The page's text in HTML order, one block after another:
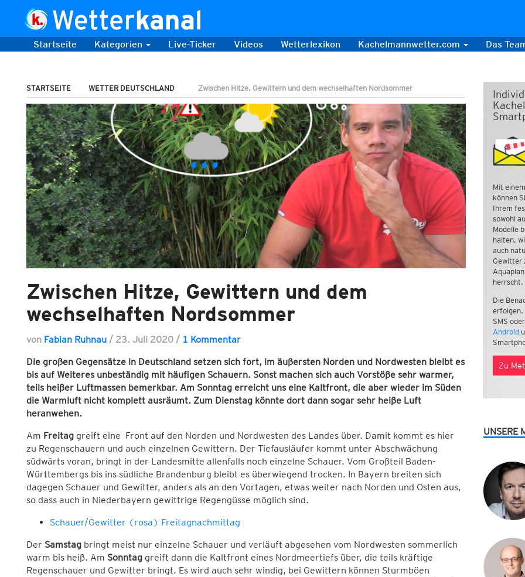
Startseite Kategorien Live-Ticker Videos Wetterlexikon Kachelmannwetter.com Das
STARTSEITE WETTER DEUTSCHLAND Zwischen Hitze, Gewittern und dem wechselhaften Nordsommer
Zwischen Hitze, Gewittern und dem
wechselhaften Nordsommer
von Fabian Ruhnau / 23. Juli 2020 / 1 Kommentar
Die großen Gegensätze in Deutschland setzen sich fort, im äußersten Norden und Nordwesten bleibt es
bis auf Weiteres unbeständig mit häufigen Schauern. Sonst machen sich auch Vorstöße sehr warmer,
teils heißer Luftmassen bemerkbar. Am Sonntag erreicht uns eine Kaltfront, die aber wieder im Süden
die Warmluft nicht komplett ausräumt. Zum Dienstag könnte dort dann sogar sehr heiße Luft
heranwehen.
Am Freitaggreift eine Front auf den Norden und Nordwesten des Landes über. Damit kommt es hier
zu Regenschauern und auch einzelnen Gewittern. Der Tiefausläufer kommt unter Abschwächung
südwärts voran, bringt in der Landesmitte allenfalls noch einzelne Schauer. Vom Großteil Baden-
Württembergs bis ins südliche Brandenburg bleibt es überwiegend trocken. In Bayern breiten sich
dagegen Schauer und Gewitter, anders als an den Vortagen, etwas weiter nach Norden und Osten aus,
so dass auch in Niederbayern gewittrige Regengüsse möglich sind.
Schauer/Gewitter (rosa) Freitagnachmittag
Der Samstagbringt meist nur einzelne Schauer und verläuft abgesehen vom Nordwesten sommerlich
warm bis heiß. Am Sonntaggreift dann die Kaltfront eines Nordmeertiefs über, die teils kräftige
Regenschauer und Gewitter bringt. Es wird auch sehr windig, bei Gewittern können Sturmböen
Mit
können
Ihrem
sowohl
Modelle
halten,
auch
Gewitter
herrscht.
Die
erfolgen.
SMS
Android
Zu
UNSERE